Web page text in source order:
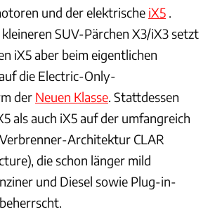
und der elektrische iX5 .
SUV-Pärchen X3/iX3 setzt
iX5 aber beim eigentlichen
die Electric-Only-
der Neuen Klasse. Stattdessen
als auch iX5 auf der umfangreich
Architektur CLAR
die schon länger mild
und Diesel sowie Plug-in-